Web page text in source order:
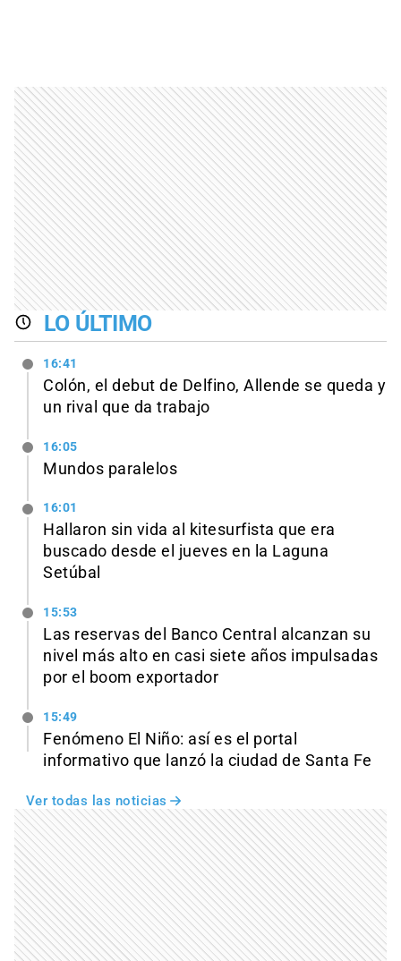
LO ÚLTIMO
16:41
Colón, el debut de Delfino, Allende se queda y
un rival que da trabajo
16:05
Mundos paralelos
16:01
Hallaron sin vida al kitesurfista que era
buscado desde el jueves en la Laguna
Setúbal
15:53
Las reservas del Banco Central alcanzan su
nivel más alto en casi siete años impulsadas
por el boom exportador
15:49
Fenómeno El Niño: así es el portal
informativo que lanzó la ciudad de Santa Fe
Ver todas las noticias